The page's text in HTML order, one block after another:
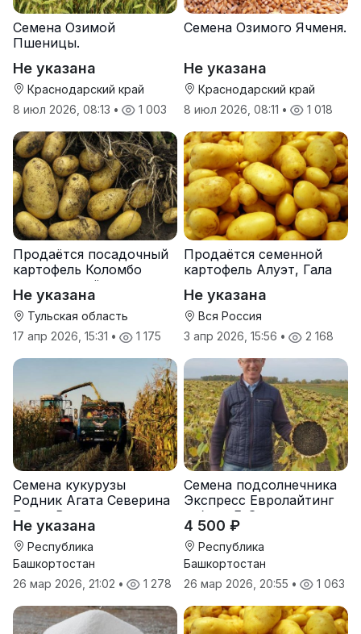
Семена Озимой
Пшеницы.
Не указана
Краснодарский край
8 июл 2026, 08:13 • 1 003
Семена Озимого Ячменя.
Не указана
Краснодарский край
8 июл 2026, 08:11 • 1 018
Продаётся посадочный
картофель Коломбо
оптом от трёх тонн
Не указана
Тульская область
17 апр 2026, 15:31 • 1 175
Продаётся семенной
картофель Алуэт, Гала
Не указана
Вся Россия
3 апр 2026, 15:56 • 2 168
Семена кукурузы
Родник Агата Северина
Берта Вилора
Прохладненский Дарина
Росс Машук Катерина
Не указана
Республика
Башкортостан
26 мар 2026, 21:02 • 1 278
Семена подсолнечника
Экспресс Евролайтинг
гибрид F-G+
4 500 ₽
Республика
Башкортостан
26 мар 2026, 20:55 • 1 063